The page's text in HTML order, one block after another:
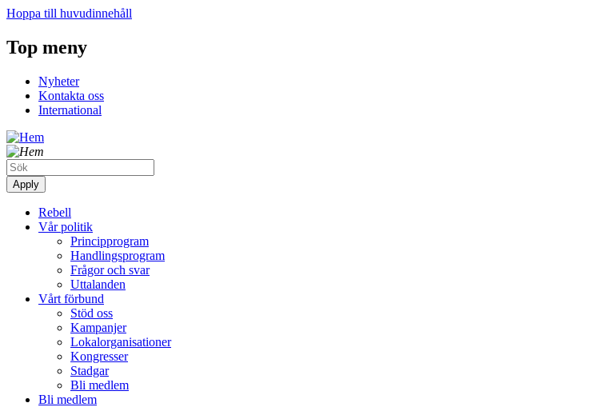
Hoppa till huvudinnehåll
Top meny
Nyheter
Kontakta oss
International
Rebell
Vår politik
Principprogram
Handlingsprogram
Frågor och svar
Uttalanden
Vårt förbund
Stöd oss
Kampanjer
Lokalorganisationer
Kongresser
Stadgar
Bli medlem
Bli medlem